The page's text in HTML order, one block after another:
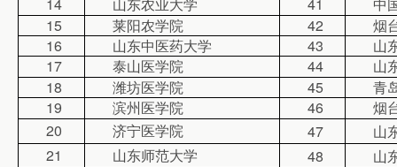
15
莱阳农学院 42
烟
16
山东中医药大学 43
山
17
泰山医学院 44
山
18
潍坊医学院 45
青
19
滨州医学院 46
烟
20
济宁医学院 47
山
21
山东师范大学 48
山